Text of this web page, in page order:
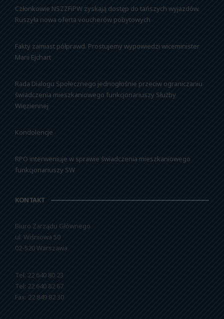
Członkowie NSZZFiPW zyskają dostęp do tańszych wyjazdów.
Ruszyła nowa oferta voucherów pobytowych
Fakty zamiast półprawd. Prostujemy wypowiedzi wiceminister
Marii Ejchart
Rada Dialogu Społecznego jednogłośnie przeciw ograniczaniu
świadczenia mieszkaniowego funkcjonariuszy Służby
Więziennej
Kondolencje
RPO interweniuje w sprawie świadczenia mieszkaniowego
funkcjonariuszy SW
KONTAKT
Biuro Zarządu Głównego
ul. Wiśniowa 50
02-520 Warszawa
Tel: 22 640 80 23
Tel: 22 640 82 67
Fax: 22 849 82 30